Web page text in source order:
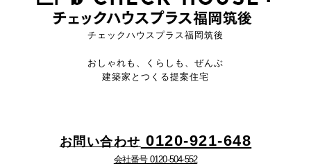
チェックハウスプラス福岡筑後
おしゃれも、くらしも、ぜんぶ
建築家とつくる提案住宅
お問い合わせ 0120-921-648
会社番号 0120-504-552